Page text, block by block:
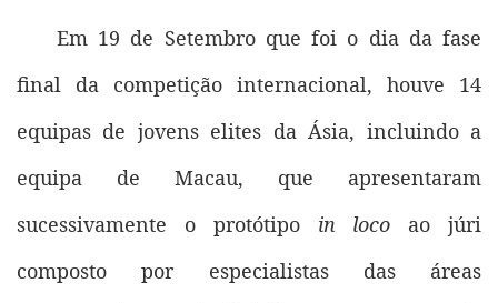
Em 19 de Setembro que foi o dia da fase
final da competição internacional, houve 14
equipas de jovens elites da Ásia, incluindo a
equipa de Macau, que apresentaram
sucessivamente o protótipo in loco ao júri
composto por especialistas das áreas